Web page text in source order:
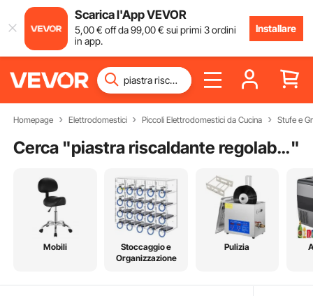
Scarica l'App VEVOR
5,00€ off da99,00€ sui primi 3 ordini
in app.
Installare
Homepage Elettrodomestici Piccoli Elettrodomestici da Cucina Stufe e
Cerca " piastra riscaldante regolabile da laboratorio"
Mobili
Stoccaggio e
Organizzazione
Pulizia